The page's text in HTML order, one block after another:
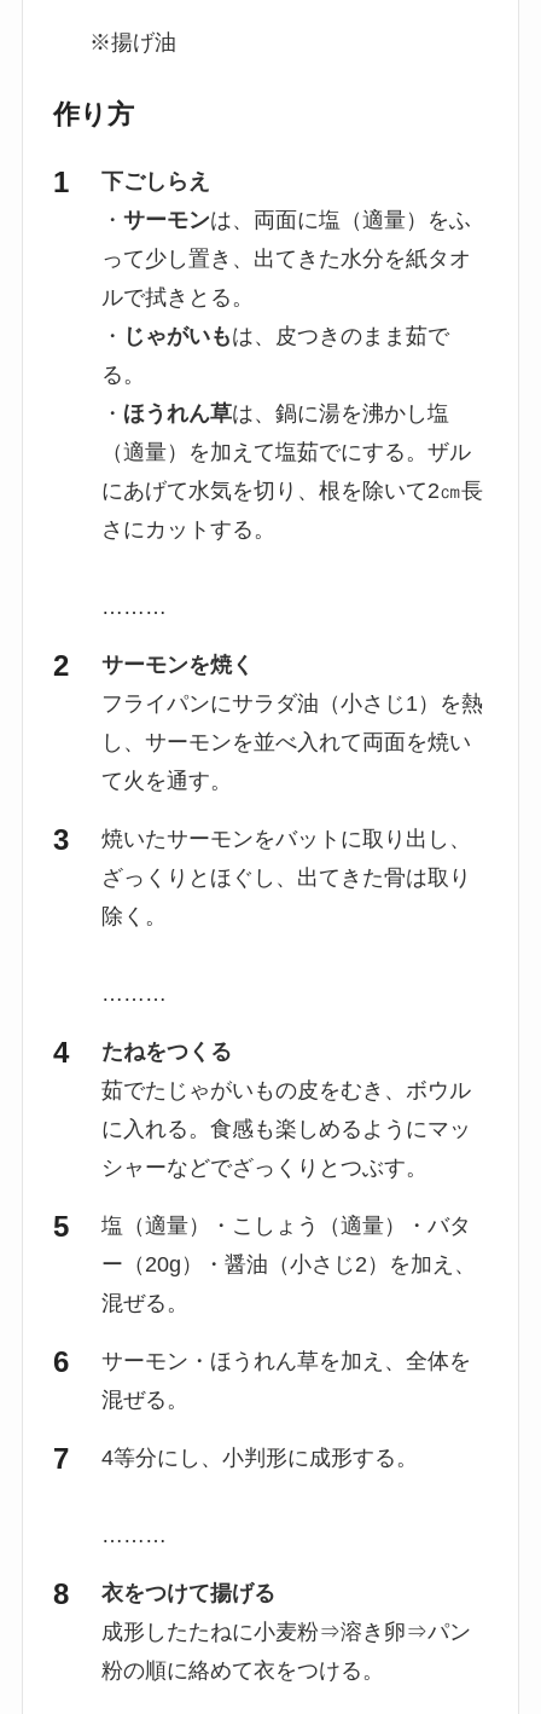
※揚げ油
作り方
下ごしらえ
・ サーモンは、両面に塩（適量）をふ
って少し置き、出てきた水分を紙タオ
ルで拭きとる。
・ じゃがいもは、皮つきのまま茹で
る。
・ ほうれん草は、鍋に湯を沸かし塩
（適量）を加えて塩茹でにする。ザル
にあげて水気を切り、根を除いて2㎝長
さにカットする。
………
サーモンを焼く
フライパンにサラダ油（小さじ1）を熱
し、サーモンを並べ入れて両面を焼い
て火を通す。
焼いたサーモンをバットに取り出し、
ざっくりとほぐし、出てきた骨は取り
除く。
………
たねをつくる
茹でたじゃがいもの皮をむき、ボウル
に入れる。食感も楽しめるようにマッ
シャーなどでざっくりとつぶす。
塩（適量）・こしょう（適量）・バタ
ー（20g）・醤油（小さじ2）を加え、
混ぜる。
サーモン・ほうれん草を加え、全体を
混ぜる。
4等分にし、小判形に成形する。
………
衣をつけて揚げる
成形したたねに小麦粉⇒溶き卵⇒パン
粉の順に絡めて衣をつける。